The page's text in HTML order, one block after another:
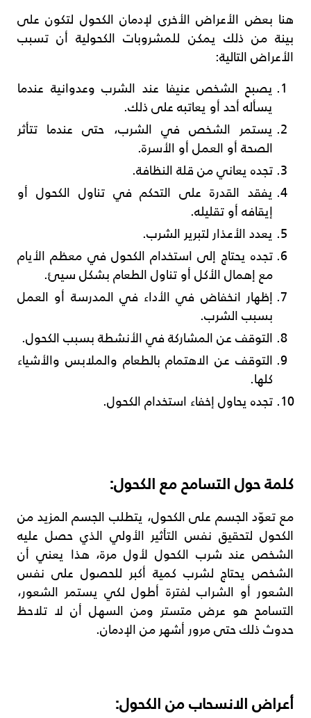
هنا بعض الأعراض الأخرى لإدمان الكحول لتكون على
بينة من ذلك يمكن للمشروبات الكحولية أن تسبب
الأعراض التالية:
يصبح الشخص عنيفا عند الشرب وعدوانية عندما
يسأله أحد أو يعاتبه على ذلك.
يستمر الشخص في الشرب، حتى عندما تتأثر
الصحة أو العمل أو الأسرة.
تجده يعاني من قلة النظافة.
يفقد القدرة على التحكم في تناول الكحول أو
إيقافه أو تقليله.
يعدد الأعذار لتبرير الشرب.
تجده يحتاج إلى استخدام الكحول في معظم الأيام
مع إهمال الأكل أو تناول الطعام بشكل سيئ.
إظهار انخفاض في الأداء في المدرسة أو العمل
بسبب الشرب.
التوقف عن المشاركة في الأنشطة بسبب الكحول.
التوقف عن الاهتمام بالطعام والملابس والأشياء
كلها.
تجده يحاول إخفاء استخدام الكحول.
كلمة حول التسامح مع الكحول:
مع تعوّد الجسم على الكحول، يتطلب الجسم المزيد من
الكحول لتحقيق نفس التأثير الأولي الذي حصل عليه
الشخص عند شرب الكحول لأول مرة، هذا يعني أن
الشخص يحتاج لشرب كمية أكبر للحصول على نفس
الشعور أو الشراب لفترة أطول لكي يستمر الشعور،
التسامح هو عرض متستر ومن السهل أن لا تلاحظ
حدوث ذلك حتى مرور أشهر من الإدمان.
أعراض الانسحاب من الكحول: